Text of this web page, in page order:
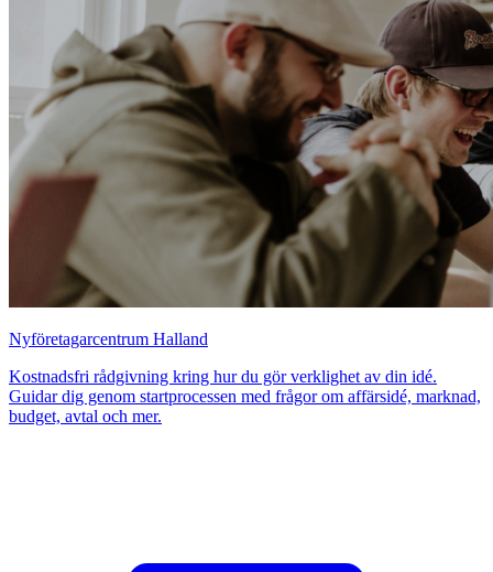
Nyföretagarcentrum Halland
Kostnadsfri rådgivning kring hur du gör verklighet av din idé.
Guidar dig genom startprocessen med frågor om affärsidé, marknad,
budget, avtal och mer.